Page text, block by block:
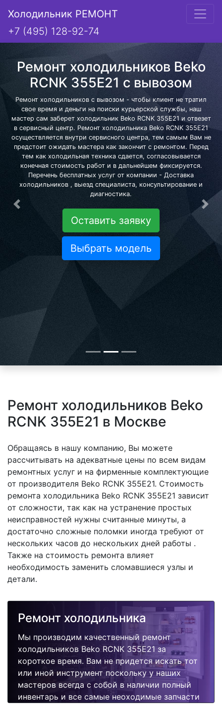
Холодильник РЕМОНТ
+7 (495) 128-92-74
Ремонт холодильников Beko
RCNK 355E21 с вывозом
Ремонт холодильников с вывозом - чтобы клиент не тратил
свое время и деньги на поиски курьерской службы, наш
мастер сам заберет холодильник Beko RCNK 355E21 и отвезет
в сервисный центр. Ремонт холодильника Beko RCNK 355E21
осуществляется внутри сервисного центра, тем самым Вам не
предстоит ожидать мастера как закончит с ремонтом. Перед
тем как холодильная техника сдается, согласовывается
конечная стоимость работ и в дальнейшем фиксируется.
Перечень бесплатных услуг от компании - Доставка
холодильников , выезд специалиста, консультирование и
диагностика.
Оставить заявку
Выбрать модель
Предыдущая
Ремонт холодильников Beko
RCNK 355E21 в Москве
Обращаясь в нашу компанию, Вы можете
рассчитывать на адекватные цены по всем видам
ремонтных услуг и на фирменные комплектующие
от производителя Beko RCNK 355E21. Стоимость
ремонта холодильника Beko RCNK 355E21 зависит
от сложности, так как на устранение простых
неисправностей нужны считанные минуты, а
достаточно сложные поломки иногда требуют от
нескольких часов до нескольких дней работы .
Также на стоимость ремонта влияет
необходимость заменить сломавшиеся узлы и
детали.
Ремонт холодильника
Мы производим качественный ремонт
холодильников Beko RCNK 355E21 за
короткое время. Вам не придется искать тот
или иной инструмент поскольку у наших
мастеров всегда с собой в наличии полный
инвентарь и все самые неоходимые запчасти